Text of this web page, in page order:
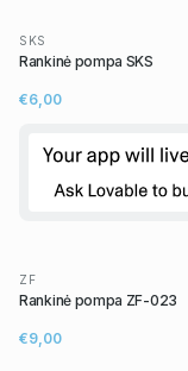
SKS
Rankinė pompa SKS
€6,00
ZF
Rankinė pompa ZF-023
€9,00